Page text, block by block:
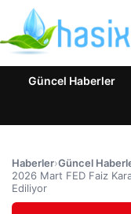
Güncel Haberler
Haberler›Güncel
2026 Mart FED Faiz
Ediliyor